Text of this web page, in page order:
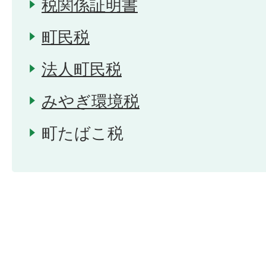
税関係証明書
町民税
法人町民税
みやぎ環境税
町たばこ税